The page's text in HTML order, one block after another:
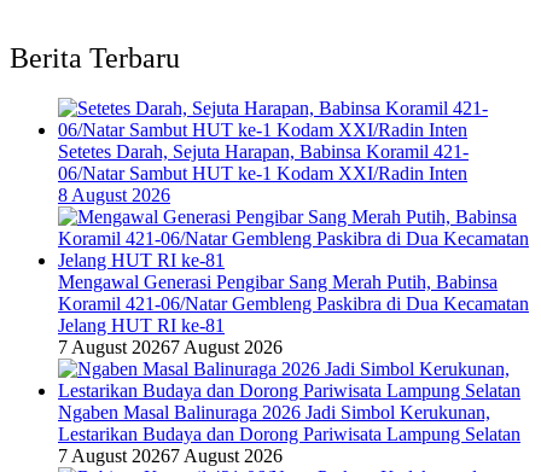
Berita Terbaru
Setetes Darah, Sejuta Harapan, Babinsa Koramil 421-
06/Natar Sambut HUT ke-1 Kodam XXI/Radin Inten
8 August 2026
Mengawal Generasi Pengibar Sang Merah Putih, Babinsa
Koramil 421-06/Natar Gembleng Paskibra di Dua Kecamatan
Jelang HUT RI ke-81
7 August 20267 August 2026
Ngaben Masal Balinuraga 2026 Jadi Simbol Kerukunan,
Lestarikan Budaya dan Dorong Pariwisata Lampung Selatan
7 August 20267 August 2026